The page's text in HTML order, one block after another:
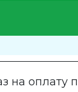
на оплату